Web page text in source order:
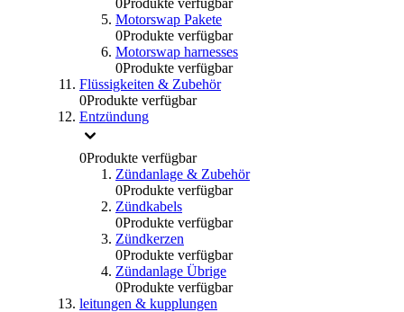
0Produkte verfügbar
Motorswap Pakete
0Produkte verfügbar
Motorswap harnesses
0Produkte verfügbar
Flüssigkeiten & Zubehör
0Produkte verfügbar
Entzündung
0Produkte verfügbar
Zündanlage & Zubehör
0Produkte verfügbar
Zündkabels
0Produkte verfügbar
Zündkerzen
0Produkte verfügbar
Zündanlage Übrige
0Produkte verfügbar
leitungen & kupplungen